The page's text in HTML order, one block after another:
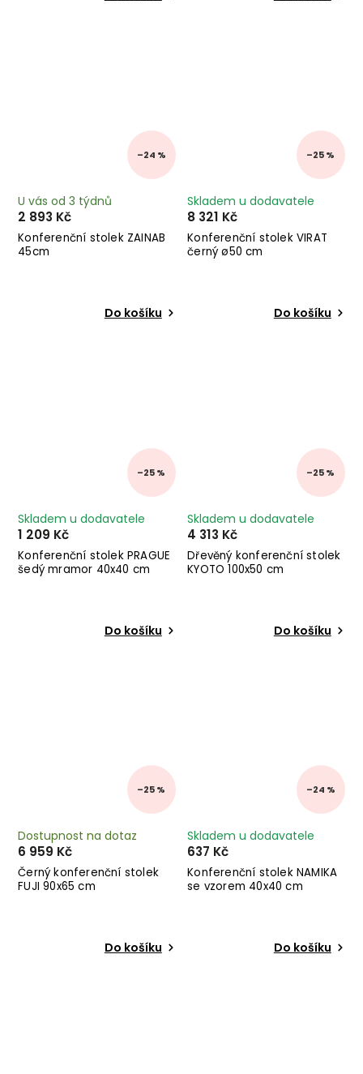
–24 %
Konferenční stolek ZAINAB
45cm
U vás od 3 týdnů
2 893 Kč
Do košíku
–25 %
Konferenční stolek VIRAT
černý ø50 cm
Skladem u dodavatele
8 321 Kč
Do košíku
–25 %
Konferenční stolek PRAGUE
šedý mramor 40x40 cm
Skladem u dodavatele
1 209 Kč
Do košíku
–25 %
Dřevěný konferenční stolek
KYOTO 100x50 cm
Skladem u dodavatele
4 313 Kč
Do košíku
–25 %
Černý konferenční stolek
FUJI 90x65 cm
Dostupnost na dotaz
6 959 Kč
Do košíku
–24 %
Konferenční stolek NAMIKA
se vzorem 40x40 cm
Skladem u dodavatele
637 Kč
Do košíku